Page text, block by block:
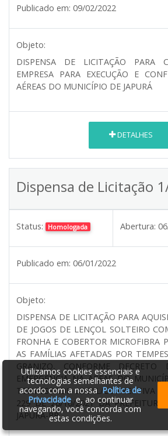
Publicado em: 09/02/2022
Objeto:
DISPENSA DE LICITAÇÃO PARA
EMPRESA PARA EXECUÇÃO E
AÉREAS DO MUNICÍPIO DE JAPURÁ
DETALHES
Dispensa de Licitação
Status: Homologada Abertura:
Publicado em: 06/01/2022
Objeto:
DISPENSA DE LICITAÇÃO PARA
DE JOGOS DE LENÇOL SOLTEIRO
FRONHA E COBERTOR MICROFIBRA
AS FAMÍLIAS AFETADAS POR
GRANIZO, CONFORME
EMERGENCIA NA ÁREAS DO
TEMPESTADE LOCAL/CONVECTIVA -
229 DE 26/10/2021 DA
JAPURÁ-PR
Utilizamos cookies essenciais e
tecnologias semelhantes de
acordo com a nossaPolítica de
Privacidadee, ao continuar
navegando, você concorda com
estas condições.